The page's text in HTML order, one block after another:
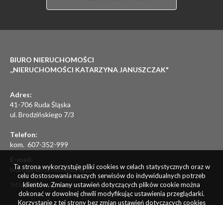
BIURO NIERUCHOMOŚCI
,,NIERUCHOMOŚCI KATARZYNA JANUSZCZAK"
Adres:
41-706 Ruda Śląska
ul. Brodzińskiego 7/3
Telefon:
kom. 607-352-999
E-mail:
biuro@nieruchomosci-kj.pl
https://adresowo.pl
Ta strona wykorzystuje pliki cookies w celach statystycznych oraz w
celu dostosowania naszych serwisów do indywidualnych potrzeb
klientów. Zmiany ustawień dotyczących plików cookie można
dokonać w dowolnej chwili modyfikując ustawienia przeglądarki.
Korzystanie z tej strony bez zmian ustawień dotyczących cookies